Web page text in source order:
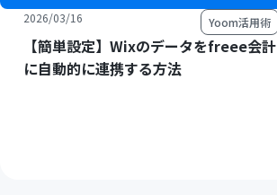
2026/03/16 Yoom活用術
【簡単設定】Wixのデータをfreee会計
に自動的に連携する方法